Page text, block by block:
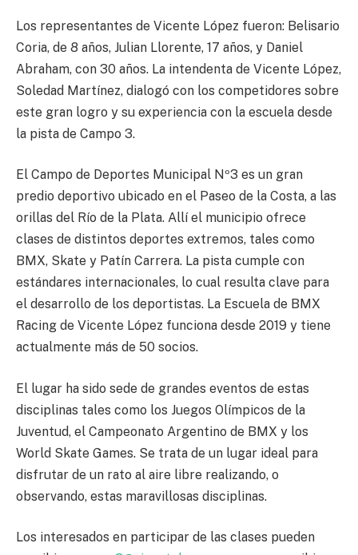
Los representantes de Vicente López fueron: Belisario
Coria, de 8 años, Julian Llorente, 17 años, y Daniel
Abraham, con 30 años. La intendenta de Vicente López,
Soledad Martínez, dialogó con los competidores sobre
este gran logro y su experiencia con la escuela desde
la pista de Campo 3.
El Campo de Deportes Municipal Nº3 es un gran
predio deportivo ubicado en el Paseo de la Costa, a las
orillas del Río de la Plata. Allí el municipio ofrece
clases de distintos deportes extremos, tales como
BMX, Skate y Patín Carrera. La pista cumple con
estándares internacionales, lo cual resulta clave para
el desarrollo de los deportistas. La Escuela de BMX
Racing de Vicente López funciona desde 2019 y tiene
actualmente más de 50 socios.
El lugar ha sido sede de grandes eventos de estas
disciplinas tales como los Juegos Olímpicos de la
Juventud, el Campeonato Argentino de BMX y los
World Skate Games. Se trata de un lugar ideal para
disfrutar de un rato al aire libre realizando, o
observando, estas maravillosas disciplinas.
Los interesados en participar de las clases pueden